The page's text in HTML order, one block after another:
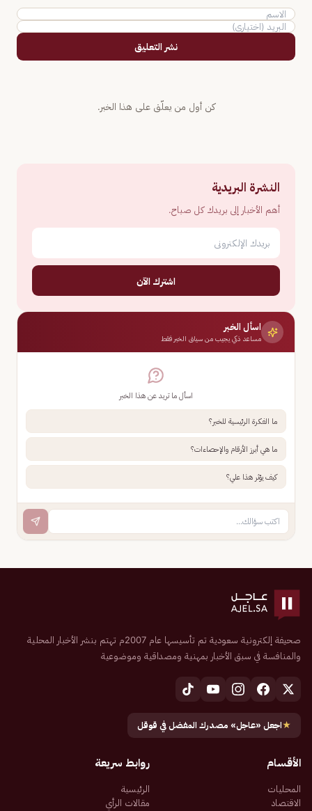
نشر التعليق
كن أول من يعلّق على هذا الخبر.
النشرة البريدية
أهم الأخبار إلى بريدك كل صباح.
اشترك الآن
اسأل الخبر
مساعد ذكي يجيب من سياق الخبر فقط
اسأل ما تريد عن هذا الخبر
ما الفكرة الرئيسية للخبر؟
ما هي أبرز الأرقام والإحصاءات؟
كيف يؤثر هذا علي؟
صحيفة إلكترونية سعودية تم تأسيسها عام 2007م تهتم بنشر الأخبار المحلية
والمنافسة في سبق الأخبار بمهنية ومصداقية وموضوعية
★اجعل «عاجل» مصدرك المفضل في قوقل
الأقسام
المحليات
الاقتصاد
روابط سريعة
الرئيسية
مقالات الرأي